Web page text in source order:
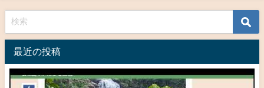
最近の投稿